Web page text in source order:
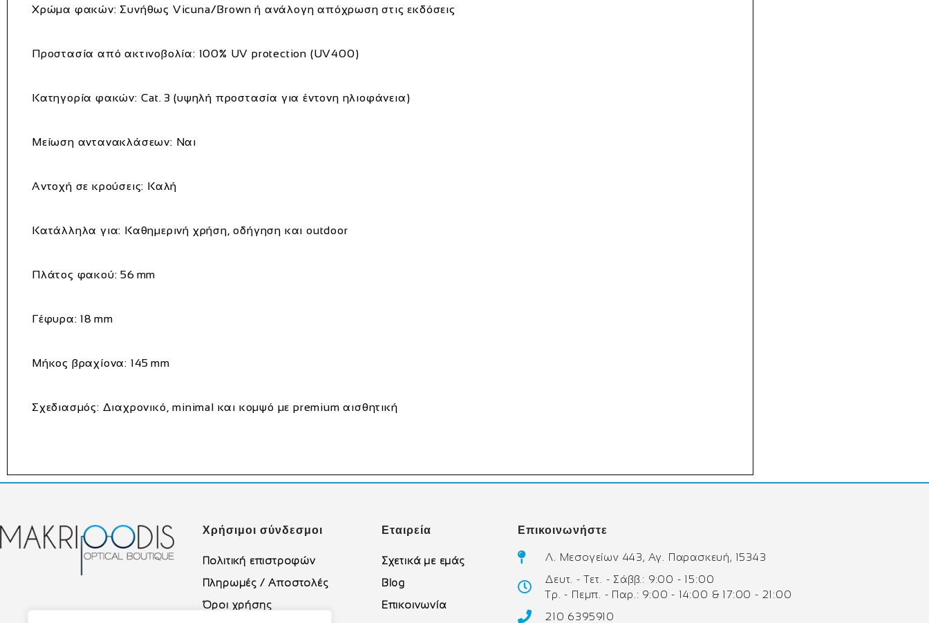
Χρώμα φακών: Συνήθως Vicuna/Brown ή ανάλογη απόχρωση στις εκδόσεις
Προστασία από ακτινοβολία: 100% UV protection (UV400)
Κατηγορία φακών: Cat. 3 (υψηλή προστασία για έντονη ηλιοφάνεια)
Μείωση αντανακλάσεων: Ναι
Αντοχή σε κρούσεις: Καλή
Κατάλληλα για: Καθημερινή χρήση, οδήγηση και outdoor
Πλάτος φακού: 56 mm
Γέφυρα: 18 mm
Μήκος βραχίονα: 145 mm
Σχεδιασμός: Διαχρονικό, minimal και κομψό με premium αισθητική
Χρήσιμοι σύνδεσμοι
Πολιτική επιστροφών
Πληρωμές / Αποστολές
Όροι χρήσης
Εταιρεία
Σχετικά με εμάς
Blog
Επικοινωνία
Επικοινωνήστε
Λ. Μεσογείων 443, Αγ. Παρασκευή, 15343
Δευτ. - Τετ. - Σάββ.: 9:00 - 15:00
Τρ. - Πεμπ. - Παρ.: 9:00 - 14:00 & 17:00 - 21:00
210 6395910